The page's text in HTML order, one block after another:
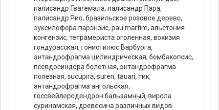
палисандр Гватемала, палисандр Пара,
палисандр Рио, бразильское розовое дерево,
эуксилофора парэнзис, pau marfim, альстония
конгензис, тетрамериста оголенная, вохизия
гондурасская, гонистилюс Варбурга,
энтандрофрагма цилиндрическая, бомбакопсис,
псевдосиндора болотная, энтандрофрагма
полезная, sucupira, suren, tauari, тик,
энтандрофрагма ангольская,
госсвейлеродендрон бальзамный, вирола
суринамская, древесина различных видов